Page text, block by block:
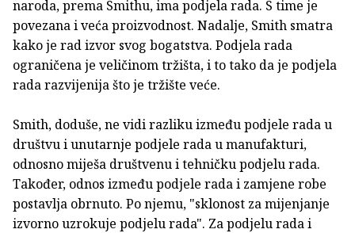
naroda, prema Smithu, ima podjela rada. S time je
povezana i veća proizvodnost. Nadalje, Smith smatra
kako je rad izvor svog bogatstva. Podjela rada
ograničena je veličinom tržišta, i to tako da je podjela
rada razvijenija što je tržište veće.
Smith, doduše, ne vidi razliku između podjele rada u
društvu i unutarnje podjele rada u manufakturi,
odnosno miješa društvenu i tehničku podjelu rada.
Također, odnos između podjele rada i zamjene robe
postavlja obrnuto. Po njemu, "sklonost za mijenjanje
izvorno uzrokuje podjelu rada". Za podjelu rada i